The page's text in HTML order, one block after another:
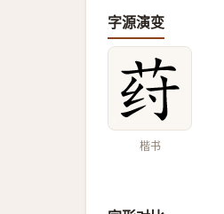
字源演变
楷书